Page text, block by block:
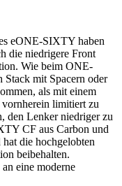
eONE-SIXTY haben
die niedrigere Front
Wie beim ONE-
Stack mit Spacern oder
als mit einem
limitiert zu
den Lenker niedriger zu
CF aus Carbon und
die hochgelobten
beibehalten.
eine moderne